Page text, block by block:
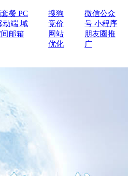
餐 PC
动端 域
邮箱
搜狗
竞价
网站
优化
微信公众
号 小程序
朋友圈推
广